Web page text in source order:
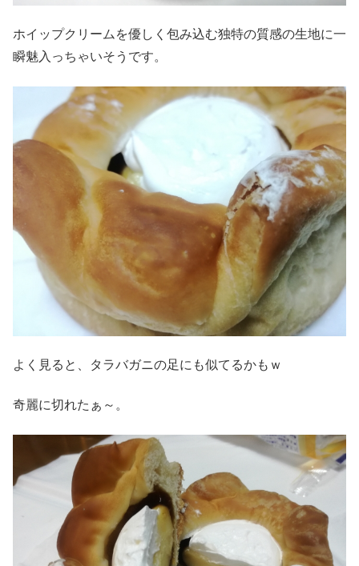
ホイップクリームを優しく包み込む独特の質感の生地に一
瞬魅入っちゃいそうです。
よく見ると、タラバガニの足にも似てるかもｗ
奇麗に切れたぁ～。